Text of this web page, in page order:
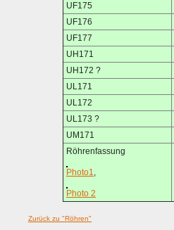
UF175
UF176
UF177
UH171
UH172 ?
UL171
UL172
UL173 ?
UM171
Röhrenfassung
Photo1,
Photo 2
Zurück zu "Röhren"